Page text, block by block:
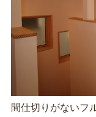
間仕切りがないフ